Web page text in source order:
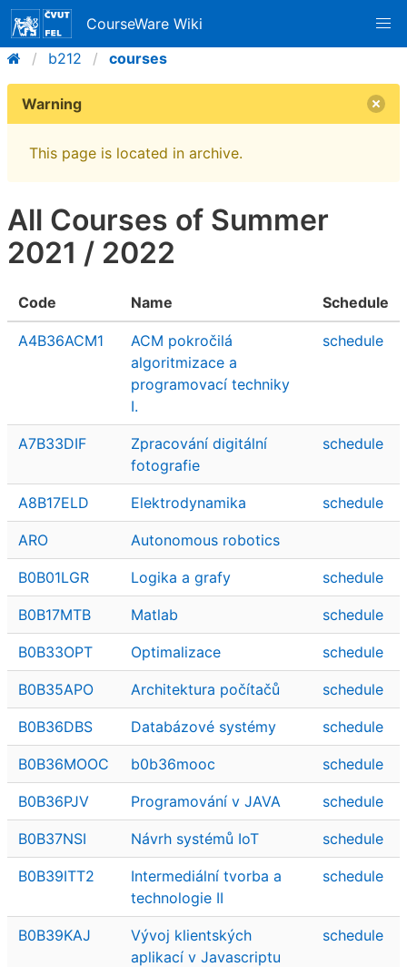
CourseWare Wiki
b212
courses
Warning
This page is located in archive.
All Courses of Summer
2021 / 2022
Code Name Schedule
A4B36ACM1
ACM pokročilá
algoritmizace a
programovací techniky
I.
schedule
A7B33DIF
Zpracování digitální
fotografie
schedule
A8B17ELD Elektrodynamika schedule
ARO Autonomous robotics
B0B01LGR Logika a grafy schedule
B0B17MTB Matlab schedule
B0B33OPT Optimalizace schedule
B0B35APO Architektura počítačů schedule
B0B36DBS Databázové systémy schedule
B0B36MOOC b0b36mooc schedule
B0B36PJV Programování v JAVA schedule
B0B37NSI Návrh systémů IoT schedule
B0B39ITT2
Intermediální tvorba a
technologie II
schedule
B0B39KAJ
Vývoj klientských
aplikací v Javascriptu
schedule